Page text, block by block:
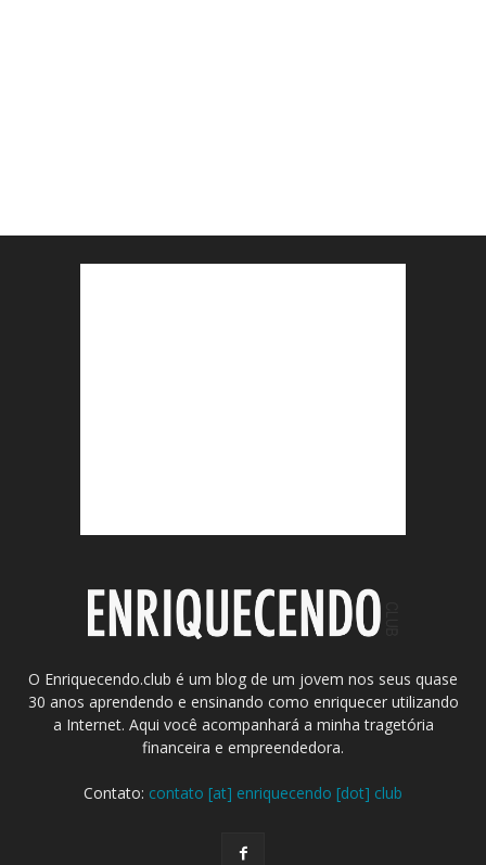
O Enriquecendo.club é um blog de um jovem nos seus quase
30 anos aprendendo e ensinando como enriquecer utilizando
a Internet. Aqui você acompanhará a minha tragetória
financeira e empreendedora.
Contato: contato [at] enriquecendo [dot] club